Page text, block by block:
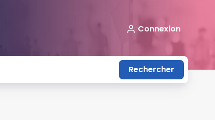
Connexion
Rechercher